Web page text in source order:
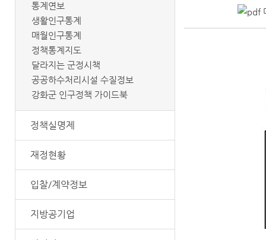
통계연보
생활인구통계
매월인구통계
정책통계지도
달라지는 군정시책
공공하수처리시설 수질정보
강화군 인구정책 가이드북
정책실명제
재정현황
입찰/계약정보
지방공기업